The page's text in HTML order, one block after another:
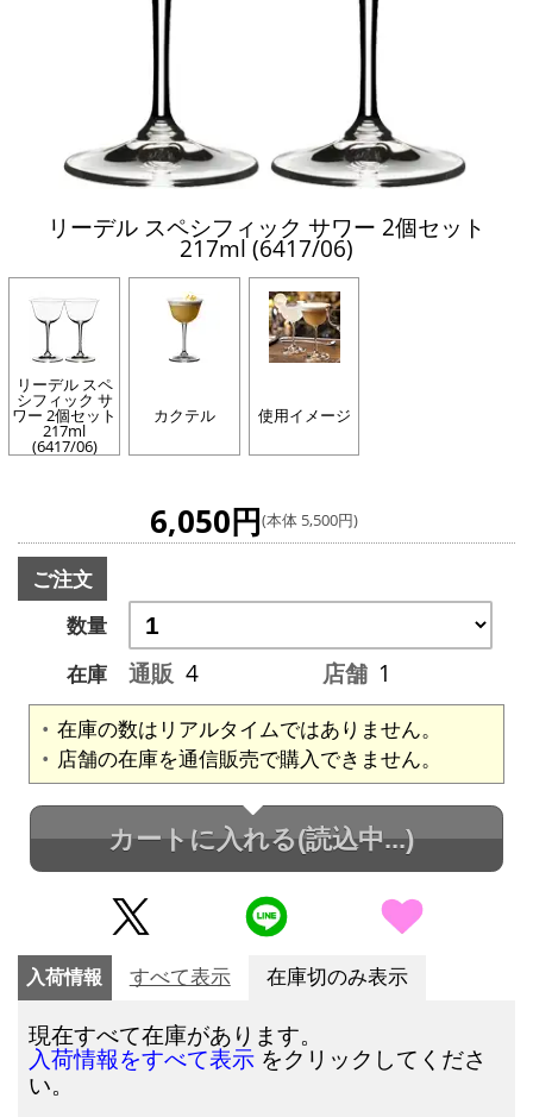
リーデル スペシフィック サワー 2個セット
217ml (6417/06)
リーデル スペ
シフィック サ
ワー 2個セット
217ml
(6417/06)
カクテル 使用イメージ
6,050円(本体 5,500円)
ご注文
数量
在庫
通販 4 店舗 1
在庫の数はリアルタイムではありません。
店舗の在庫を通信販売で購入できません。
カートに入れる(読込中...)
入荷情報 すべて表示 在庫切のみ表示
現在すべて在庫があります。
入荷情報をすべて表示 をクリックしてくださ
い。